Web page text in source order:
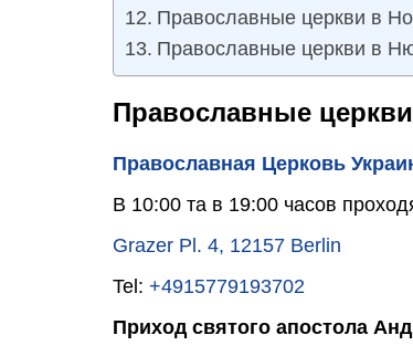
Православные церкви в
Православные церкви в
Православные
Православная Церковь
В 10:00 та в 19:00 часов
Grazer Pl. 4, 12157 Berlin
Tel: +4915779193702
Приход святого апостола